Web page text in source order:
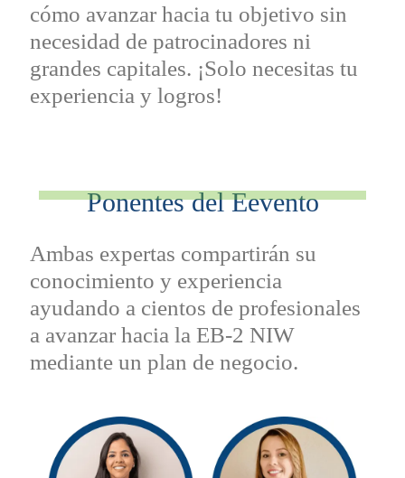
cómo avanzar hacia tu objetivo sin
necesidad de patrocinadores ni
grandes capitales. ¡Solo necesitas tu
experiencia y logros!
Ponentes del Eevento
Ambas expertas compartirán su
conocimiento y experiencia
ayudando a cientos de profesionales
a avanzar hacia la EB-2 NIW
mediante un plan de negocio.